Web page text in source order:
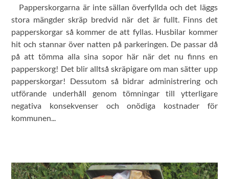
Papperskorgarna är inte sällan överfyllda och det läggs
stora mängder skräp bredvid när det är fullt. Finns det
papperskorgar så kommer de att fyllas. Husbilar kommer
hit och stannar över natten på parkeringen. De passar då
på att tömma alla sina sopor här när det nu finns en
papperskorg! Det blir alltså skräpigare om man sätter upp
papperskorgar! Dessutom så bidrar administrering och
utförande underhåll genom tömningar till ytterligare
negativa konsekvenser och onödiga kostnader för
kommunen...